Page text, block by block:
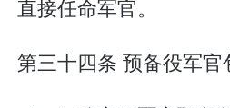
直接任命军官。
第三十四条 预备役军官